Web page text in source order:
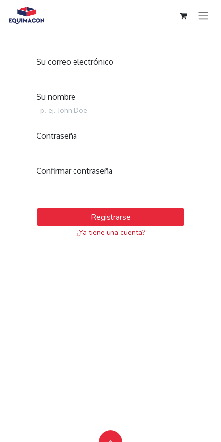
Su correo electrónico
Su nombre
Contraseña
Confirmar contraseña
Registrarse
¿Ya tiene una cuenta?